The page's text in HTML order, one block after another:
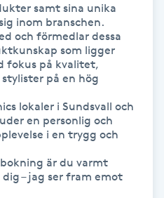
samt sina unika
inom branschen.
och förmedlar dessa
som ligger
fokus på kvalitet,
på en hög
lokaler i Sundsvall och
en personlig och
i en trygg och
är du varmt
– jag ser fram emot